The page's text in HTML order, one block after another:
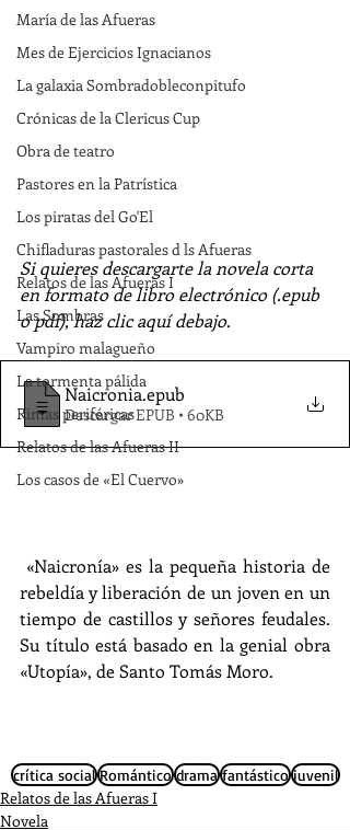
María de las Afueras
Mes de Ejercicios Ignacianos
La galaxia Sombradobleconpitufo
Crónicas de la Clericus Cup
Obra de teatro
Pastores en la Patrística
Los piratas del Go'El
Chifladuras pastorales d ls Afueras
Relatos de las Afueras I
Las Sombras
Vampiro malagueño
La tormenta pálida
Rimas periféricas
Relatos de las Afueras II
Los casos de «El Cuervo»
Si quieres descargarte la novela corta
en formato de libro electrónico (.epub
o pdf), haz clic aquí debajo.
Naicronia.epub
Descargar EPUB • 60KB
rebeldía y liberación de un joven en un
tiempo de castillos y señores feudales.
Su título está basado en la genial obra
«Utopía», de Santo Tomás Moro.
crítica social Romántico drama fantástico juvenil
Relatos de las Afueras I
Novela